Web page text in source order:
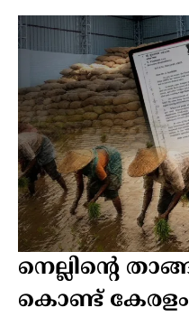
നെല്ലിന്റെ
കൊണ്ട്